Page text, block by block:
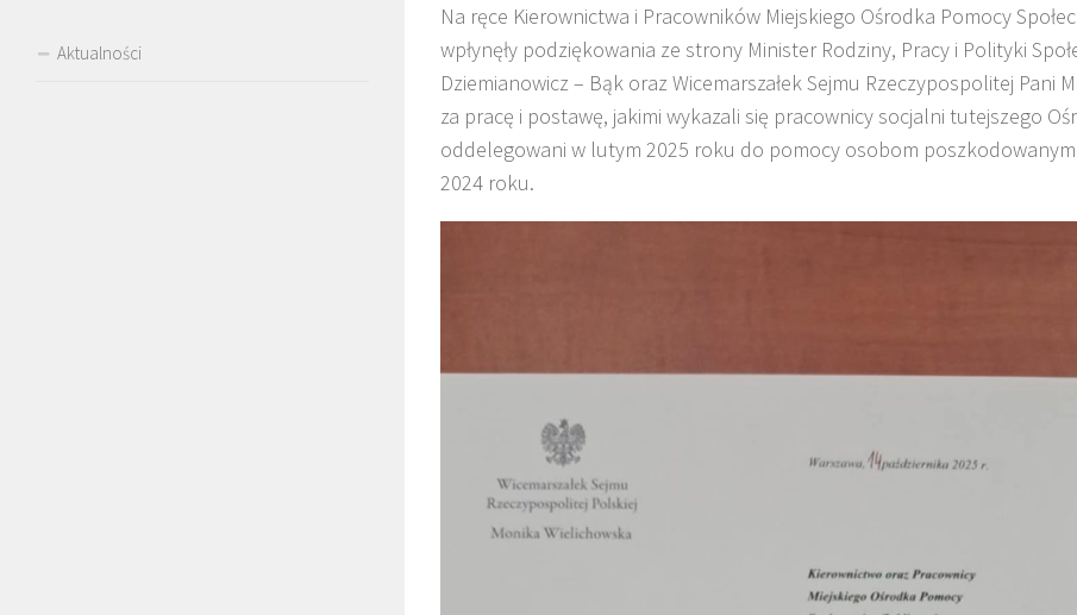
Na ręce Kierownictwa i Pracowników Miejskiego Ośrodka Pomocy
wpłynęły podziękowania ze strony Minister Rodziny, Pracy i Polityki
Dziemianowicz – Bąk oraz Wicemarszałek Sejmu Rzeczypospolitej Pani
za pracę i postawę, jakimi wykazali się pracownicy socjalni tutejszego
oddelegowani w lutym 2025 roku do pomocy osobom
2024 roku.
Aktualności